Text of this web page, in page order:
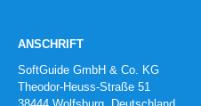
ANSCHRIFT
SoftGuide GmbH & Co. KG
Theodor-Heuss-Straße 51